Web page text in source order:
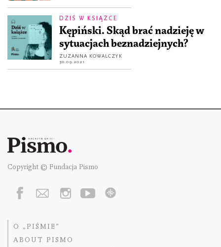
DZIŚ W KSIĄŻCE
Kępiński. Skąd brać nadzieję w
sytuacjach beznadziejnych?
ZUZANNA KOWALCZYK
30.09.2021
Copyright © Fundacja Pismo
O „PIŚMIE”
ABOUT PISMO